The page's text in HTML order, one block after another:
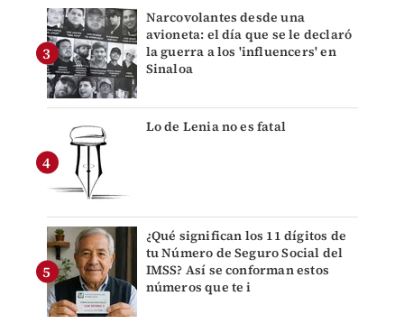
Narcovolantes desde una
avioneta: el día que se le declaró
la guerra a los 'influencers' en
Sinaloa
Lo de Lenia no es fatal
¿Qué significan los 11 dígitos de
tu Número de Seguro Social del
IMSS? Así se conforman estos
números que te i